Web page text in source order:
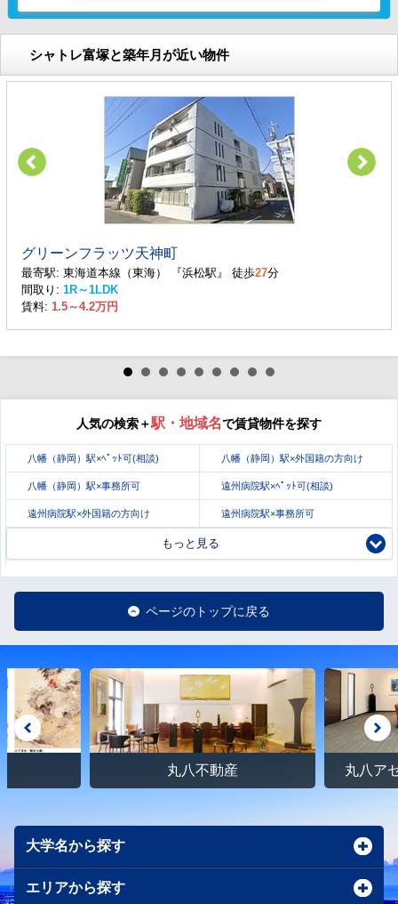
シャトレ富塚と築年月が近い物件
グリーンフラッツ天神町
最寄駅: 東海道本線（東海） 『浜松駅』 徒歩27分
間取り: 1R～1LDK
賃料: 1.5～4.2万円
人気の検索＋駅・地域名で賃貸物件を探す
八幡（静岡）駅×ﾍﾟｯﾄ可(相談) 八幡（静岡）駅×外国籍の方向け
八幡（静岡）駅×事務所可 遠州病院駅×ﾍﾟｯﾄ可(相談)
遠州病院駅×外国籍の方向け 遠州病院駅×事務所可
もっと見る
ページのトップに戻る
丸八不動産 丸八ア
大学名から探す
エリアから探す